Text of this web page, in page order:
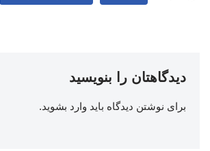
دیدگاهتان را بنویسید
برای نوشتن دیدگاه باید وارد بشوید.